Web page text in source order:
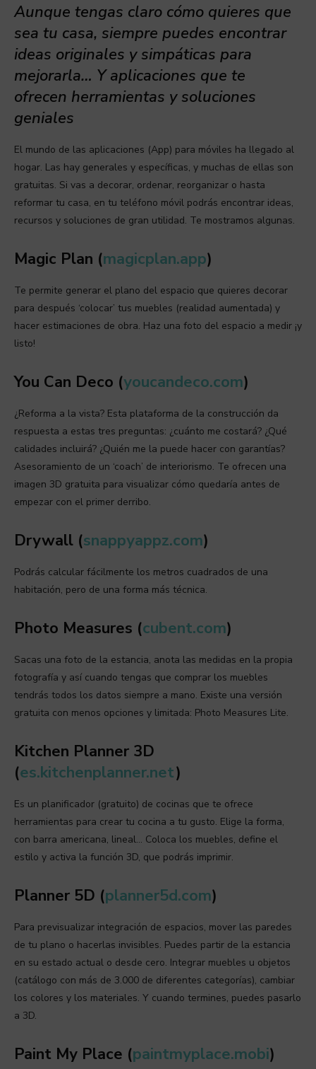
Aunque tengas claro cómo quieres que
sea tu casa, siempre puedes encontrar
ideas originales y simpáticas para
mejorarla… Y aplicaciones que te
ofrecen herramientas y soluciones
geniales
El mundo de las aplicaciones (App) para móviles ha llegado al
hogar. Las hay generales y específicas, y muchas de ellas son
gratuitas. Si vas a decorar, ordenar, reorganizar o hasta
reformar tu casa, en tu teléfono móvil podrás encontrar ideas,
recursos y soluciones de gran utilidad. Te mostramos algunas.
Magic Plan (magicplan.app)
Te permite generar el plano del espacio que quieres decorar
para después ‘colocar’ tus muebles (realidad aumentada) y
hacer estimaciones de obra. Haz una foto del espacio a medir ¡y
listo!
You Can Deco (youcandeco.com)
¿Reforma a la vista? Esta plataforma de la construcción da
respuesta a estas tres preguntas: ¿cuánto me costará? ¿Qué
calidades incluirá? ¿Quién me la puede hacer con garantías?
Asesoramiento de un ‘coach’ de interiorismo. Te ofrecen una
imagen 3D gratuita para visualizar cómo quedaría antes de
empezar con el primer derribo.
Drywall (snappyappz.com)
Podrás calcular fácilmente los metros cuadrados de una
habitación, pero de una forma más técnica.
Photo Measures (cubent.com)
Sacas una foto de la estancia, anota las medidas en la propia
fotografía y así cuando tengas que comprar los muebles
tendrás todos los datos siempre a mano. Existe una versión
gratuita con menos opciones y limitada: Photo Measures Lite.
Kitchen Planner 3D
(es.kitchenplanner.net)
Es un planificador (gratuito) de cocinas que te ofrece
herramientas para crear tu cocina a tu gusto. Elige la forma,
con barra americana, lineal… Coloca los muebles, define el
estilo y activa la función 3D, que podrás imprimir.
Planner 5D (planner5d.com)
Para previsualizar integración de espacios, mover las paredes
de tu plano o hacerlas invisibles. Puedes partir de la estancia
en su estado actual o desde cero. Integrar muebles u objetos
(catálogo con más de 3.000 de diferentes categorías), cambiar
los colores y los materiales. Y cuando termines, puedes pasarlo
a 3D.
Paint My Place (paintmyplace.mobi)